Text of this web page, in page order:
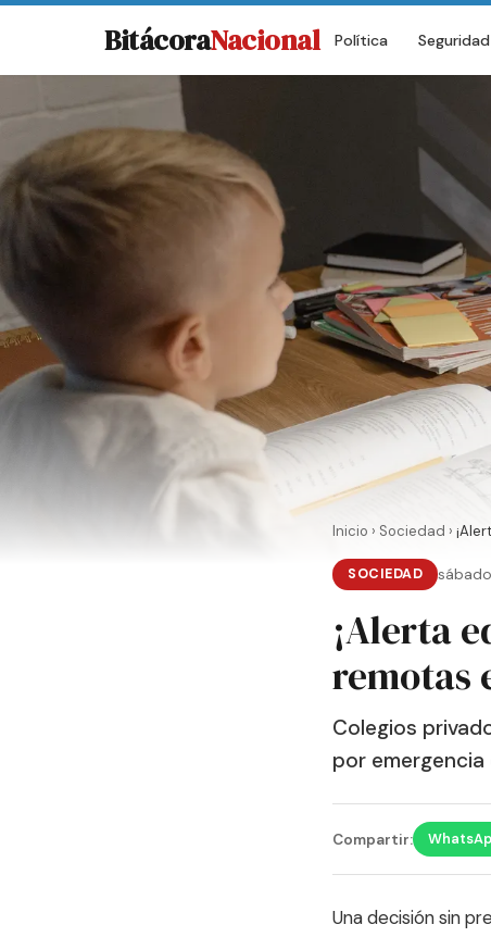
BitácoraNacional Política Seguridad
Inicio › Sociedad ›
SOCIEDAD
¡Alerta
remotas
Colegios
por
Compartir:
Una decisión sin